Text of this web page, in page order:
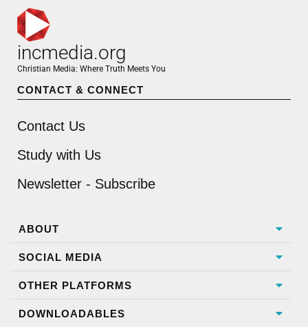
incmedia.org
Christian Media: Where Truth Meets You
CONTACT & CONNECT
Contact Us
Study with Us
Newsletter - Subscribe
ABOUT
SOCIAL MEDIA
OTHER PLATFORMS
DOWNLOADABLES